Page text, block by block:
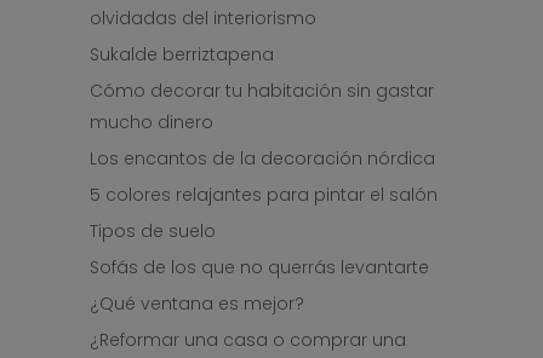
olvidadas del interiorismo
Sukalde berriztapena
Cómo decorar tu habitación sin gastar
mucho dinero
Los encantos de la decoración nórdica
5 colores relajantes para pintar el salón
Tipos de suelo
Sofás de los que no querrás levantarte
¿Qué ventana es mejor?
¿Reformar una casa o comprar una